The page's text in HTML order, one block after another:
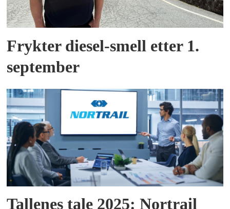
Frykter diesel-smell etter 1.
september
Tallenes tale 2025: Nortrail